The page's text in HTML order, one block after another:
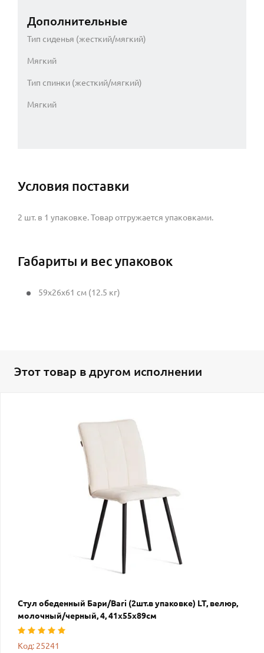
Дополнительные
Тип сиденья (жесткий/мягкий)
Мягкий
Тип спинки (жесткий/мягкий)
Мягкий
Условия поставки
2 шт. в 1 упаковке. Товар отгружается упаковками.
Габариты и вес упаковок
59x26x61 см (12.5 кг)
Этот товар в другом исполнении
Стул обеденный Бари/Bari (2шт.в упаковке) LT, велюр,
молочный/черный, 4, 41х55х89см
Код: 25241